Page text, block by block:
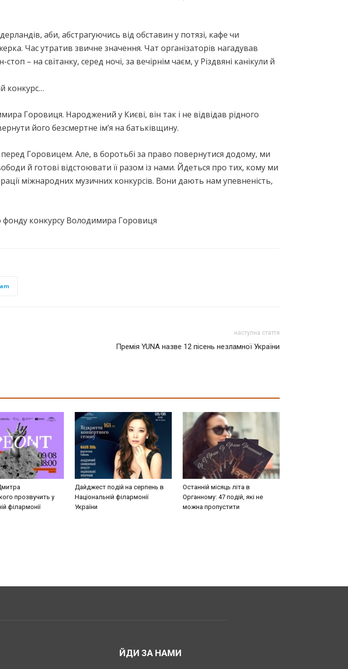
аби, абстрагуючись від обставин у потязі, кафе чи
Час утратив звичне значення. Чат організаторів нагадував
– на світанку, серед ночі, за вечірнім чаєм, у Різдвяні канікули й
конкурс…
Горовиця. Народжений у Києві, він так і не відвідав рідного
його безсмертне ім’я на батьківщину.
Горовицем. Але, в боротьбі за право повернутися додому, ми
й готові відстоювати її разом із нами. Йдеться про тих, кому ми
міжнародних музичних конкурсів. Вони дають нам упевненість,
конкурсу Володимира Горовиця
наступна стаття
Премія YUNA назве 12 пісень незламної України
прозвучить у
філармонії
Дайджест подій на серпень в
Національній філармонії
України
Останній місяць літа в
Органному: 47 подій, які не
можна пропустити
ЙДИ ЗА НАМИ